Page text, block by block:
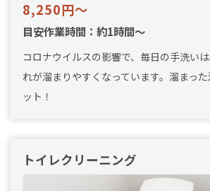
8,250円～
目安作業時間：約1時間～
コロナウイルスの影響で、毎日の手洗い
れが溜まりやすくなっています。溜まっ
ット！
トイレクリーニング